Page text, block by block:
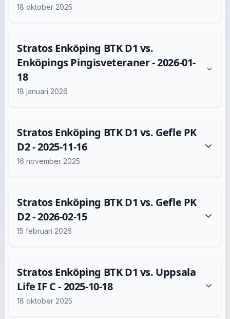
18 oktober 2025
Stratos Enköping BTK D1 vs.
Enköpings Pingisveteraner - 2026-01-
18
18 januari 2026
Stratos Enköping BTK D1 vs. Gefle PK
D2 - 2025-11-16
16 november 2025
Stratos Enköping BTK D1 vs. Gefle PK
D2 - 2026-02-15
15 februari 2026
Stratos Enköping BTK D1 vs. Uppsala
Life IF C - 2025-10-18
18 oktober 2025